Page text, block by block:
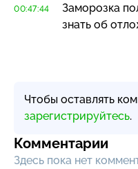
00:47:44
Заморозка
знать об
Чтобы оставлять
зарегистрируйтесь.
Комментарии
Здесь пока нет